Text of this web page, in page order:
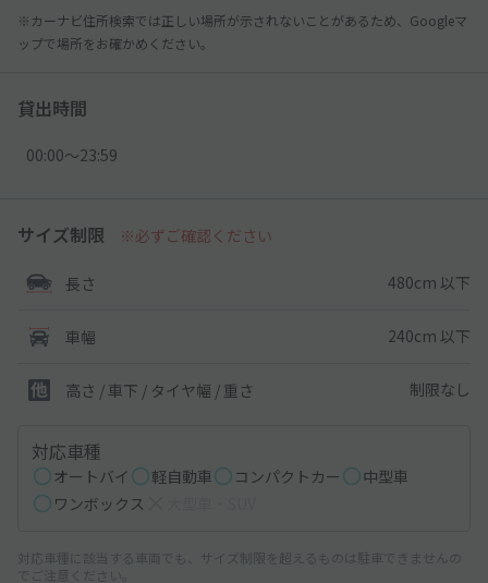
※カーナビ住所検索では正しい場所が示されないことがあるため、Googleマ
ップで場所をお確かめください。
貸出時間
00:00〜23:59
サイズ制限 ※必ずご確認ください
長さ 480cm 以下
車幅 240cm 以下
高さ / 車下 / タイヤ幅 / 重さ 制限なし
対応車種
オートバイ 軽自動車 コンパクトカー
中型車
ワンボックス
対応車種に該当する車両でも、サイズ制限を超えるものは駐車できませんの
でご注意ください。